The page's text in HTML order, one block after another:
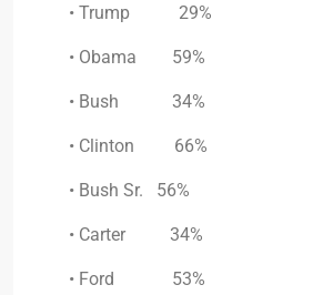
• Trump 29%
• Obama 59%
• Bush 34%
• Clinton 66%
• Bush Sr. 56%
• Carter 34%
• Ford 53%